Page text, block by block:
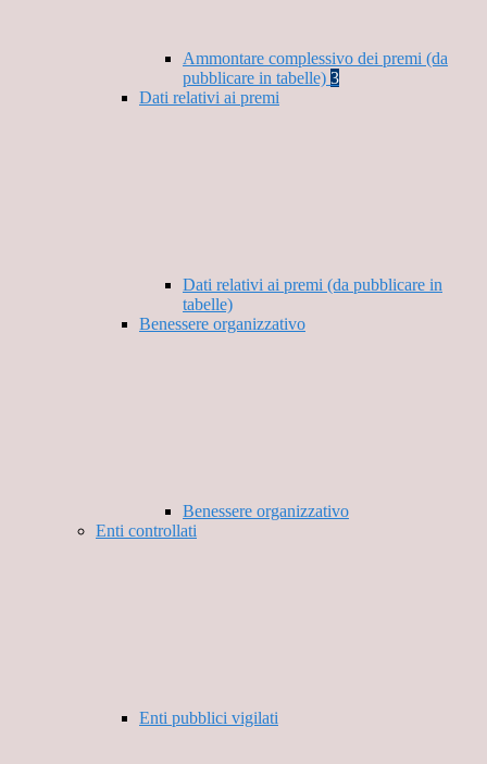
Ammontare complessivo dei premi (da
pubblicare in tabelle) 3
Dati relativi ai premi
Dati relativi ai premi (da pubblicare in
tabelle)
Benessere organizzativo
Benessere organizzativo
Enti controllati
Enti pubblici vigilati